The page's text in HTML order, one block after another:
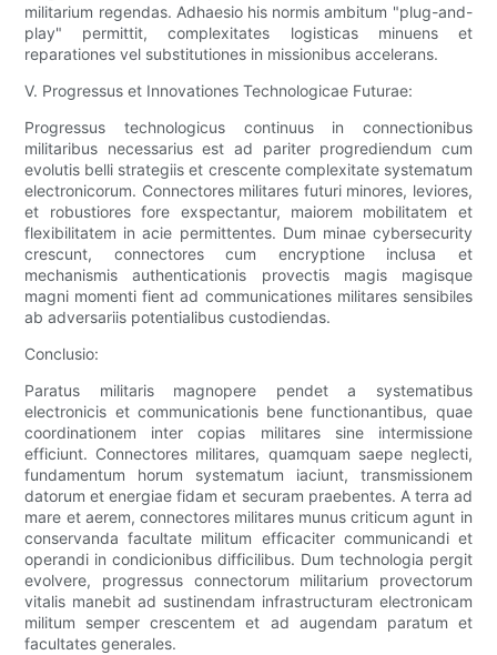
militarium regendas. Adhaesio his normis ambitum "plug-and-
play" permittit, complexitates logisticas minuens et
reparationes vel substitutiones in missionibus accelerans.
V. Progressus et Innovationes Technologicae Futurae:
Progressus technologicus continuus in connectionibus
militaribus necessarius est ad pariter progrediendum cum
evolutis belli strategiis et crescente complexitate systematum
electronicorum. Connectores militares futuri minores, leviores,
et robustiores fore exspectantur, maiorem mobilitatem et
flexibilitatem in acie permittentes. Dum minae cybersecurity
crescunt, connectores cum encryptione inclusa et
mechanismis authenticationis provectis magis magisque
magni momenti fient ad communicationes militares sensibiles
ab adversariis potentialibus custodiendas.
Conclusio:
Paratus militaris magnopere pendet a systematibus
electronicis et communicationis bene functionantibus, quae
coordinationem inter copias militares sine intermissione
efficiunt. Connectores militares, quamquam saepe neglecti,
fundamentum horum systematum iaciunt, transmissionem
datorum et energiae fidam et securam praebentes. A terra ad
mare et aerem, connectores militares munus criticum agunt in
conservanda facultate militum efficaciter communicandi et
operandi in condicionibus difficilibus. Dum technologia pergit
evolvere, progressus connectorum militarium provectorum
vitalis manebit ad sustinendam infrastructuram electronicam
militum semper crescentem et ad augendam paratum et
facultates generales.